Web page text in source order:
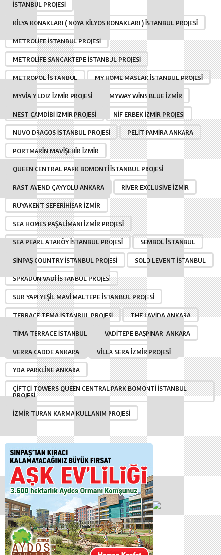
İSTANBUL PROJESI
KILYA KONAKLARI ( NOYA KILYOS KONAKLARI ) İSTANBUL PROJESI
METROLIFE İSTANBUL PROJESI
METROLIFE SANCAKTEPE İSTANBUL PROJESI
METROPOL İSTANBUL MY HOME MASLAK İSTANBUL PROJESI
MYVIA YILDIZ İZMIR PROJESI MYWAY WINS BLUE İZMIR
NEST ÇAMDIBI İZMIR PROJESI NIF ERBEK İZMIR PROJESI
NUVO DRAGOS İSTANBUL PROJESI PELIT PAMIRA ANKARA
PORTMARIN MAVIŞEHIR İZMIR
QUEEN CENTRAL PARK BOMONTI İSTANBUL PROJESI
RAST AVEND ÇAYYOLU ANKARA RIVER EXCLUSIVE İZMIR
RÜYAKENT SEFERIHISAR İZMIR
SEA HOMES PAŞALIMANI İZMIR PROJESI
SEA PEARL ATAKÖY İSTANBUL PROJESI SEMBOL İSTANBUL
SINPAŞ COUNTRY İSTANBUL PROJESI SOLO LEVENT İSTANBUL
SPRADON VADI İSTANBUL PROJESI
SUR YAPI YEŞIL MAVI MALTEPE İSTANBUL PROJESI
TERRACE TEMA İSTANBUL PROJESI THE LAVIDA ANKARA
TIMA TERRACE İSTANBUL VADITEPE BAŞPINAR ANKARA
VERRA CADDE ANKARA VILLA SERA İZMIR PROJESI
YDA PARKLINE ANKARA
ÇIFTÇI TOWERS QUEEN CENTRAL PARK BOMONTI İSTANBUL
PROJESI
İZMIR TURAN KARMA KULLANIM PROJESI